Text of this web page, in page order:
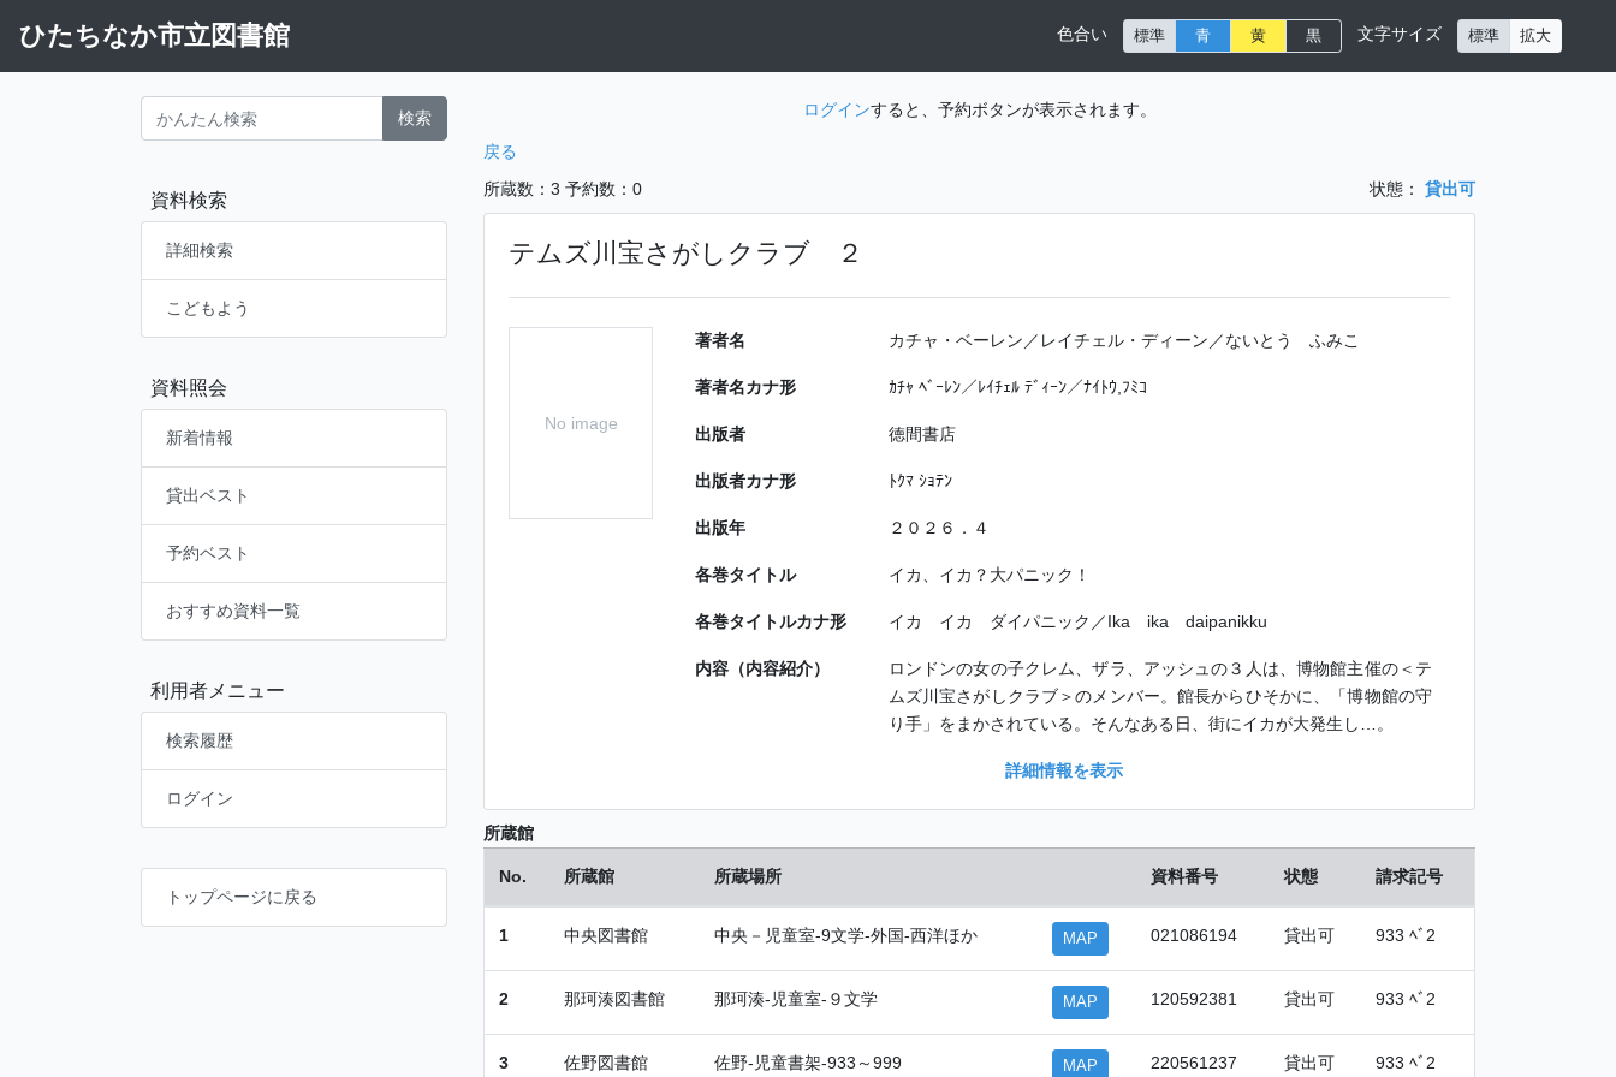
ひたちなか市立図書館 色合い 標準 青 黄 黒 文字サイズ 標準 拡大
検索
資料検索
詳細検索
こどもよう
資料照会
新着情報
貸出ベスト
予約ベスト
おすすめ資料一覧
利用者メニュー
検索履歴
ログイン
トップページに戻る
ログインすると、予約ボタンが表示されます。
戻る
所蔵数：3 予約数：0 状態： 貸出可
テムズ川宝さがしクラブ ２
No image
著者名 カチャ・ベーレン／レイチェル・ディーン／ないとう ふみこ
著者名カナ形 ｶﾁｬ ﾍﾞｰﾚﾝ／ﾚｲﾁｪﾙ ﾃﾞｨｰﾝ／ﾅｲﾄｳ,ﾌﾐｺ
出版者 徳間書店
出版者カナ形 ﾄｸﾏ ｼｮﾃﾝ
出版年 ２０２６．４
各巻タイトル イカ、イカ？大パニック！
各巻タイトルカナ形 イカ イカ ダイパニック／Ika ika daipanikku
内容（内容紹介）
ロンドンの女の子クレム、ザラ、アッシュの３人は、博物館主催の＜テ
ムズ川宝さがしクラブ＞のメンバー。館長からひそかに、「博物館の守
り手」をまかされている。そんなある日、街にイカが大発生し…。
詳細情報を表示
所蔵館
No. 所蔵館 所蔵場所 資料番号 状態 請求記号
1 中央図書館 中央－児童室-9文学-外国-西洋ほか MAP 021086194 貸出可 933 ﾍﾞ2
2 那珂湊図書館 那珂湊-児童室-９文学 MAP 120592381 貸出可 933 ﾍﾞ2
3 佐野図書館 佐野-児童書架-933～999 MAP 220561237 貸出可 933 ﾍﾞ2